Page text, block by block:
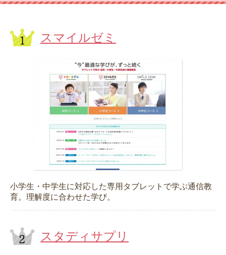
スマイルゼミ
小学生・中学生に対応した専用タブレットで学ぶ通信教
育。理解度に合わせた学び。
スタディサプリ